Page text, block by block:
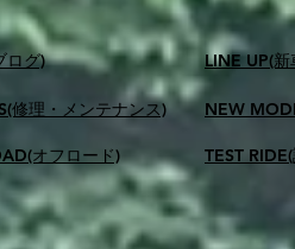
ログ)
修理・メンテナンス)
オフロード)
LINE UP(新
NEW
TEST